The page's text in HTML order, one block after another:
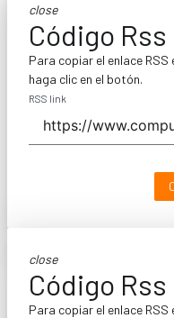
close
Código Rss
Para copiar el enlace
haga clic en el botón.
RSS link
close
Código Rss
Para copiar el enlace